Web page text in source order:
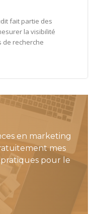
fait partie des
la visibilité
de recherche
en marketing
mes
pratiques pour le